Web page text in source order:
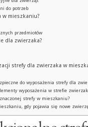
do potrzeb
w mieszkaniu?
przedmiotów
dla zwierzaka?
strefy dla zwierzaka w
do wyposażenia strefy dla
wyposażenia w strefie
strefy w mieszkaniu?
gdy pojawia się nowe